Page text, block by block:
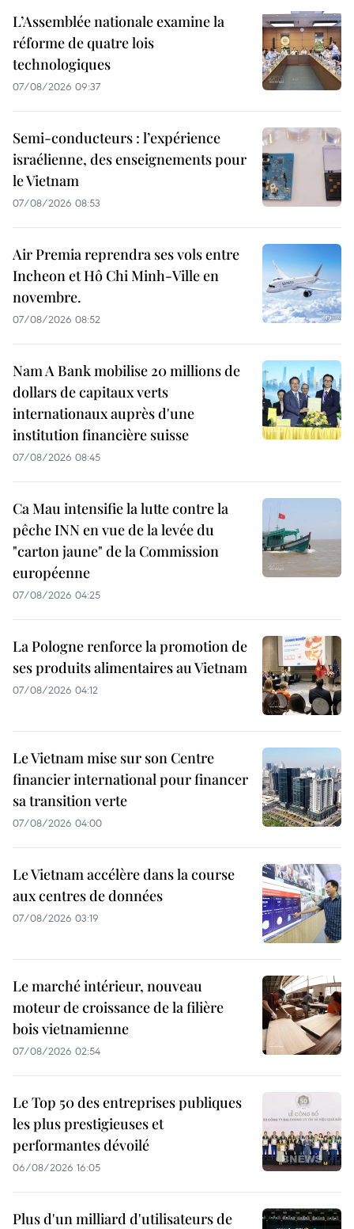
L’Assemblée nationale examine la
réforme de quatre lois
technologiques
07/08/2026 09:37
Semi-conducteurs : l’expérience
israélienne, des enseignements pour
le Vietnam
07/08/2026 08:53
Air Premia reprendra ses vols entre
Incheon et Hô Chi Minh-Ville en
novembre.
07/08/2026 08:52
Nam A Bank mobilise 20 millions de
dollars de capitaux verts
internationaux auprès d'une
institution financière suisse
07/08/2026 08:45
Ca Mau intensifie la lutte contre la
pêche INN en vue de la levée du
"carton jaune" de la Commission
européenne
07/08/2026 04:25
La Pologne renforce la promotion de
ses produits alimentaires au Vietnam
07/08/2026 04:12
Le Vietnam mise sur son Centre
financier international pour financer
sa transition verte
07/08/2026 04:00
Le Vietnam accélère dans la course
aux centres de données
07/08/2026 03:19
Le marché intérieur, nouveau
moteur de croissance de la filière
bois vietnamienne
07/08/2026 02:54
Le Top 50 des entreprises publiques
les plus prestigieuses et
performantes dévoilé
06/08/2026 16:05
Plus d'un milliard d'utilisateurs de